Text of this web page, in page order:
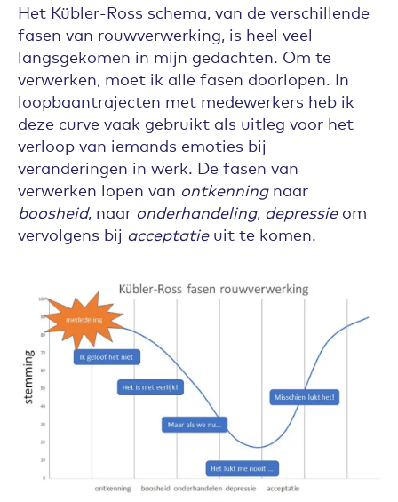
Het Kübler-Ross schema, van de verschillende
fasen van rouwverwerking, is heel veel
langsgekomen in mijn gedachten. Om te
verwerken, moet ik alle fasen doorlopen. In
loopbaantrajecten met medewerkers heb ik
deze curve vaak gebruikt als uitleg voor het
verloop van iemands emoties bij
veranderingen in werk. De fasen van
verwerken lopen van ontkenningnaar
boosheid, naar onderhandeling, depressieom
vervolgens bij acceptatieuit te komen.